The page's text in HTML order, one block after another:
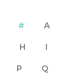
# A
H
P Q